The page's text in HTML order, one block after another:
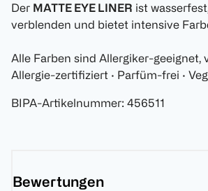
Der MATTE EYE LINER ist
verblenden und bietet intensive
Alle Farben sind Allergiker-geeignet,
Allergie-zertifiziert · Parfüm-frei ·
BIPA-Artikelnummer: 456511
Bewertungen